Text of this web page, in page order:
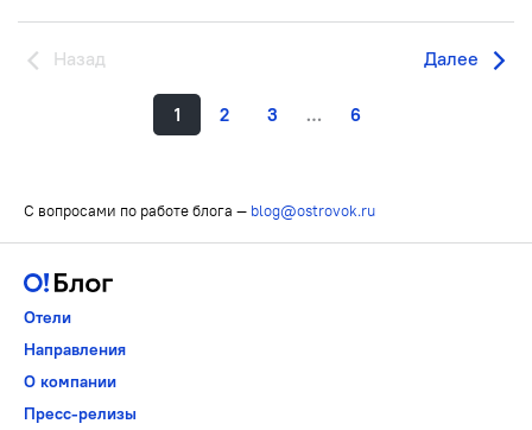
Назад Далее
1 2 3 … 6
Отели
Направления
О компании
Пресс-релизы
С вопросами по работе блога — blog@ostrovok.ru